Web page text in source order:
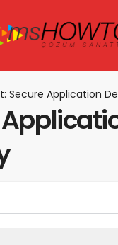
Secure Application